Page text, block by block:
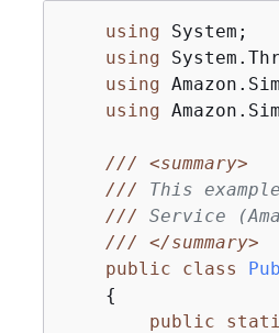
using System;
using
using
using
///
<summary>
/// This
/// Service
///
</summary>
public
class
{
public